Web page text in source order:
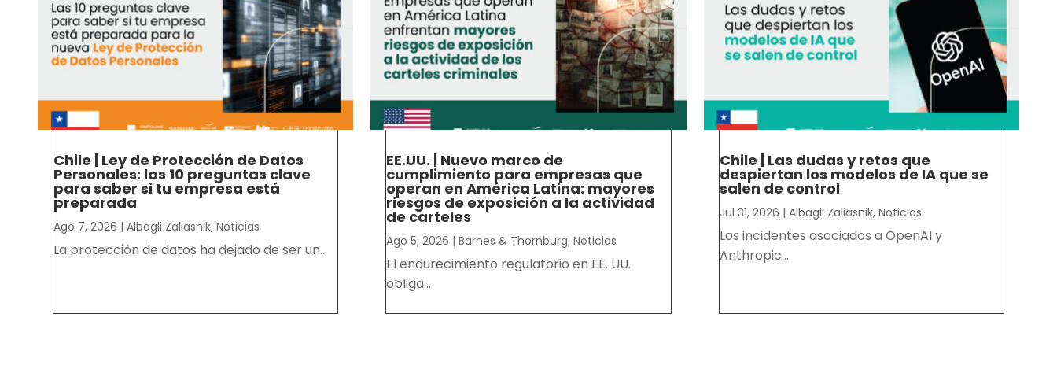
Chile | Ley de Protección de Datos
Personales: las 10 preguntas clave
para saber si tu empresa está
preparada
Ago 7, 2026 |Albagli Zaliasnik,Noticias
La protección de datos ha dejado de ser un...
EE.UU. | Nuevo marco de
cumplimiento para empresas que
operan en América Latina: mayores
riesgos de exposición a la actividad
de carteles
Ago 5, 2026 |Barnes & Thornburg,Noticias
El endurecimiento regulatorio en EE. UU.
obliga...
Chile | Las dudas y retos que
despiertan los modelos de IA que se
salen de control
Jul 31, 2026 | Albagli Zaliasnik, Noticias
Los incidentes asociados a OpenAI y
Anthropic...